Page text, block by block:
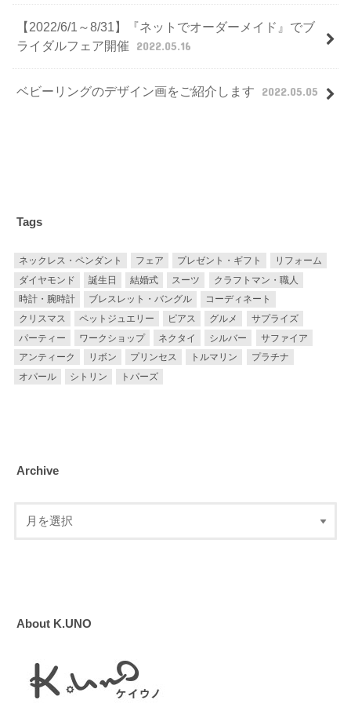
【2022/6/1～8/31】『ネットでオーダーメイド』でブ
ライダルフェア開催
2022.05.16
ベビーリングのデザイン画をご紹介します 2022.05.05
Tags
ネックレス・ペンダント フェア プレゼント・ギフト
リフォーム
ダイヤモンド
誕生日 結婚式 スーツ
クラフトマン・職人
時計・腕時計
ブレスレット・バングル
コーディネート
クリスマス
ペットジュエリー ピアス グルメ
サプライズ
パーティー
ワークショップ ネクタイ シルバー
サファイア
アンティーク
リボン プリンセス トルマリン
プラチナ
オパール
シトリン トパーズ
Archive
About K.UNO